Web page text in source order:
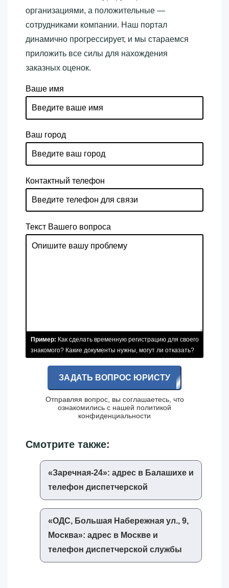
организациями, а положительные —
сотрудниками компании. Наш портал
динамично прогрессирует, и мы стараемся
приложить все силы для нахождения
заказных оценок.
Ваше имя
Ваш город
Контактный телефон
Текст Вашего вопроса
Пример: Как сделать временную регистрацию для своего
знакомого? Какие документы нужны, могут ли отказать?
ЗАДАТЬ ВОПРОС ЮРИСТУ
Отправляя вопрос, вы соглашаетесь, что
ознакомились с нашей политикой
конфиденциальности
Смотрите также:
«‎Заречная-24»‎: адрес в Балашихе и
телефон диспетчерской
«‎ОДС, Большая Набережная ул., 9,
Москва»‎: адрес в Москве и
телефон диспетчерской службы